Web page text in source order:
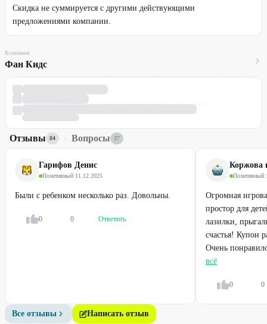
Скидка не суммируется с другими действующими
предложениями компании.
Компания
Фан Кидс
Отзывы 84 · Вопросы 37
Гарифов Денис
Позитивный·11.12.2025
Были с ребенком несколько раз. Довольны.
0 0 Ответить
Коржова
Позитивный·
Огромная
простор для
лазилки,
счастья! Купон
Очень
всё
0 0
Все отзывы
Написать отзыв